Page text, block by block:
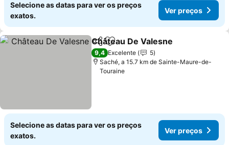
Selecione as datas para ver os preços
exatos.
Ver preços
PartilharAdicionar aos favoritos
Château De Valesne
9,4 Excelente
5
Saché, a 15.7 km de Sainte-Maure-de-
Touraine
Selecione as datas para ver os preços
exatos.
Ver preços